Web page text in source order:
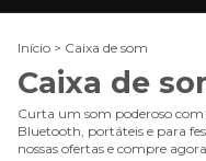
Início > Caixa de som
Caixa de
Curta um som poderoso com
Bluetooth, portáteis e para
nossas ofertas e compre